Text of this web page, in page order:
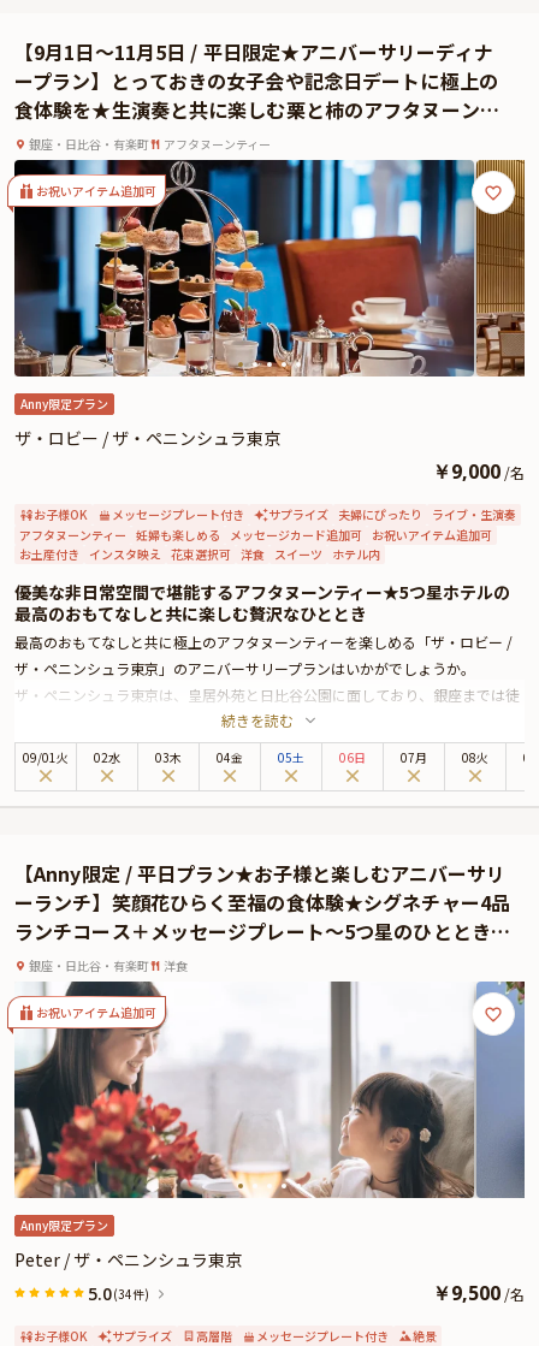
ース。さらに、乾杯酒とメッセージを添えたデザートプレートをご用意してお
ります。 厳選食材を使用したお料理の数々は、伝統的な日本料理に現代的な
エッセンスを感じられる、一期一会の逸品揃い。特別な思い出としていつまで
も輝く、至福の美食体験をお約束いたします。
【9月1日〜11月5日 / 平日限定★アニバーサリーディナ
ープラン】とっておきの女子会や記念日デートに極上の
食体験を★生演奏と共に楽しむ栗と柿のアフタヌーンテ
ィー＋オリジナルモクテル1杯＋メッセージプレート★5
つ星ホテルで優雅に寛ぐご褒美時間〜ザ・ペニンシュラ
東京
銀座・日比谷・有楽町 アフタヌーンティー
お祝いアイテム追加可
Anny限定プラン
ザ・ロビー / ザ・ペニンシュラ東京
￥9,000 /名
お子様OK メッセージプレート付き サプライズ 夫婦にぴったり
ライブ・生演奏
アフタヌーンティー 妊婦も楽しめる メッセージカード追加可 お祝いアイテム追加可
お土産付き
インスタ映え 花束選択可 洋食 スイーツ ホテル内
優美な非日常空間で堪能するアフタヌーンティー★5つ星ホテルの
最高のおもてなしと共に楽しむ贅沢なひととき
最高のおもてなしと共に極上のアフタヌーンティーを楽しめる「ザ・ロビー /
ザ・ペニンシュラ東京」のアニバーサリープランはいかがでしょうか。
ザ・ペニンシュラ東京は、皇居外苑と日比谷公園に面しており、銀座までは徒
歩圏内と最高のロケーションに位置する5つ星ホテル。優美なシャンデリアと
洗練された上質空間が魅力の「ザ・ロビー」では、生演奏と共に季節によって
テーマが変わるアフタヌーンティーをご堪能いただけます。
テルをおひとり様につき一杯、メッセージプレートをご用意しております。大
切な記念日やお誕生日、華やかな女子会に、心に残るひとときを「ザ・ロビ
ー」でお楽しみください。
※有料オプションで大切な方へのサプライズにぴったりな、Anny限定の花束や
ギフト、カスタマイズ可能なメッセージカードなどをお付けすることができま
す。メッセージカードは着席時に、ギフトはデザートタイムにご予約主様にお
渡し致しますので、サプライズ演出にお役立てください。とっておきのアニバ
ーサリーをスタッフが心を込めてお手伝いいたします。
続きを読む
09/01火 02水 03木 04金 05土 06日 07月 08火
【Anny限定 / 平日プラン★お子様と楽しむアニバーサリ
ーランチ】笑顔花ひらく至福の食体験★シグネチャー4品
ランチコース＋メッセージプレート〜5つ星のひとときを
お子様の宝物に〜ザ・ペニンシュラ東京★最上階の洗練
空間
銀座・日比谷・有楽町 洋食
お祝いアイテム追加可
Anny限定プラン
Peter / ザ・ペニンシュラ東京
5.0(34件) ￥9,500 /名
お子様OK サプライズ 高層階 メッセージプレート付き
絶景